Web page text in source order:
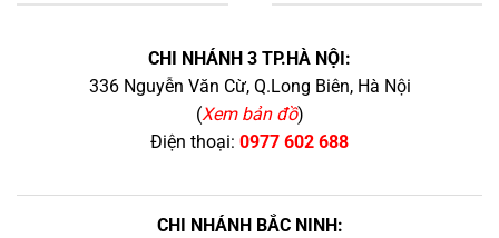
CHI NHÁNH 3 TP.HÀ NỘI:
336 Nguyễn Văn Cừ, Q.Long Biên, Hà Nội
(Xem bản đồ)
Điện thoại: 0977 602 688
CHI NHÁNH BẮC NINH: